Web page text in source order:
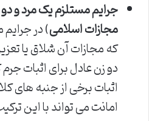
جرایم مستلزم یک مرد و
مجازات اسلامی) در
که مجازات آن شلاق یا
دو زن عادل برای اثبات
اثبات برخی از جنبه های
امانت می تواند با این